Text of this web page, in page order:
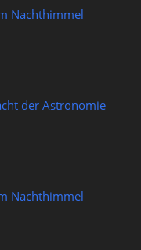
Nachthimmel
der Astronomie
Nachthimmel